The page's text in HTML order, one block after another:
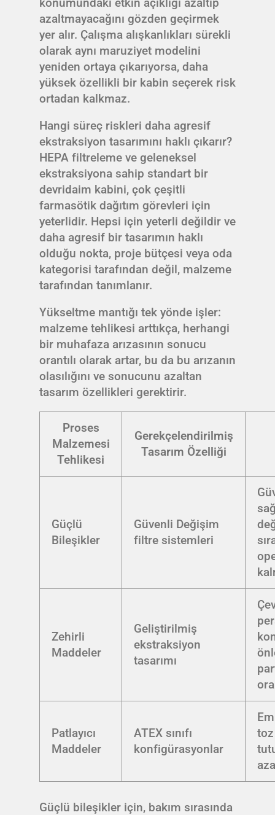
azaltmayacağını gözden geçirmek
yer alır. Çalışma alışkanlıkları sürekli
olarak aynı maruziyet modelini
yeniden ortaya çıkarıyorsa, daha
yüksek özellikli bir kabin seçerek risk
ortadan kalkmaz.
Hangi süreç riskleri daha agresif
ekstraksiyon tasarımını haklı çıkarır?
HEPA filtreleme ve geleneksel
ekstraksiyona sahip standart bir
devridaim kabini, çok çeşitli
farmasötik dağıtım görevleri için
yeterlidir. Hepsi için yeterli değildir ve
daha agresif bir tasarımın haklı
olduğu nokta, proje bütçesi veya oda
kategorisi tarafından değil, malzeme
tarafından tanımlanır.
Yükseltme mantığı tek yönde işler:
malzeme tehlikesi arttıkça, herhangi
bir muhafaza arızasının sonucu
orantılı olarak artar, bu da bu arızanın
olasılığını ve sonucunu azaltan
tasarım özellikleri gerektirir.
Proses
Malzemesi
Tehlikesi
Gerekçelendirilmiş
Tasarım Özelliği
Güçlü
Bileşikler
Güvenli Değişim
filtre sistemleri
Zehirli
Maddeler
Geliştirilmiş
ekstraksiyon
tasarımı
Patlayıcı
Maddeler
ATEX sınıfı
konfigürasyonlar
Güçlü bileşikler için, bakım sırasında